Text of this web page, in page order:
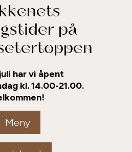
på
har vi åpent
kl. 14.00-21.00.
Meny